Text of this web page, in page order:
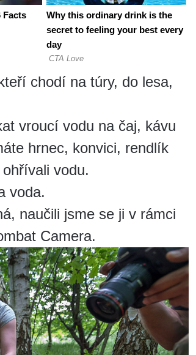
chodí na túry, do lesa,
vroucí vodu na čaj, kávu
hrnec, konvici, rendlík
vodu.
voda.
naučili jsme se ji v rámci
Camera.